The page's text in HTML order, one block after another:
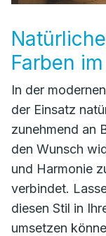
Farben
In der
der Einsatz
zunehmend an
den Wunsch
und Harmonie
verbindet.
diesen Stil in
umsetzen